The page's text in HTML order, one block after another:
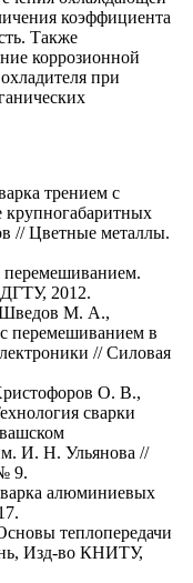
коэффициента
Также
коррозионной
при
трением с
крупногабаритных
// Цветные металлы.
перемешиванием.
2012.
Шведов М. А.,
перемешиванием в
// Силовая
О. В.,
сварки
И. Н. Ульянова //
9.
алюминиевых
теплопередачи
Изд-во КНИТУ,